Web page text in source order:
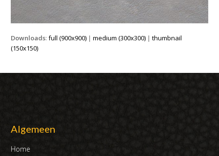
Downloads:full (900x900) |medium (300x300) |thumbnail
(150x150)
Algemeen
Home